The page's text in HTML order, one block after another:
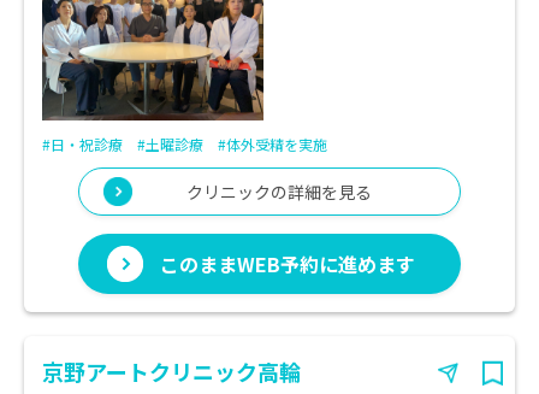
#日・祝診療 #土曜診療 #体外受精を実施
クリニックの詳細を見る
このままWEB予約に進めます
京野アートクリニック高輪